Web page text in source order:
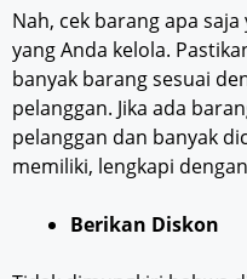
Nah, cek barang apa
yang Anda kelola.
banyak barang sesuai
pelanggan. Jika ada
pelanggan dan banyak
memiliki, lengkapi
Berikan Diskon